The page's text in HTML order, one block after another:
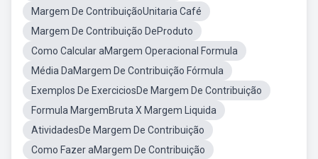
Margem De ContribuiçãoUnitaria Café
Margem De Contribuição DeProduto
Como Calcular aMargem Operacional Formula
Média DaMargem De Contribuição Fórmula
Exemplos De ExerciciosDe Margem De Contribuição
Formula MargemBruta X Margem Liquida
AtividadesDe Margem De Contribuição
Como Fazer aMargem De Contribuição